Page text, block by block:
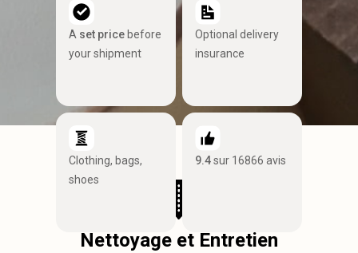
A set price before
your shipment
Optional delivery
insurance
Clothing, bags,
shoes
9.4sur 16866 avis
Nettoyage et Entretien